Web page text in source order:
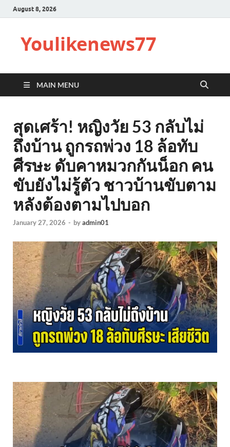
August 8, 2026
Youlikenews77
MAIN MENU
สุดเศร้า! หญิงวัย 53 กลับไม่
ถึงบ้าน ถูกรถพ่วง 18 ล้อทับ
ศีรษะ ดับคาหมวกกันน็อก คน
ขับยังไม่รู้ตัว ชาวบ้านขับตาม
หลังต้องตามไปบอก
January 27, 2026 - byadmin01